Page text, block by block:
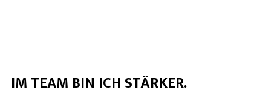
IM TEAM BIN ICH STÄRKER.